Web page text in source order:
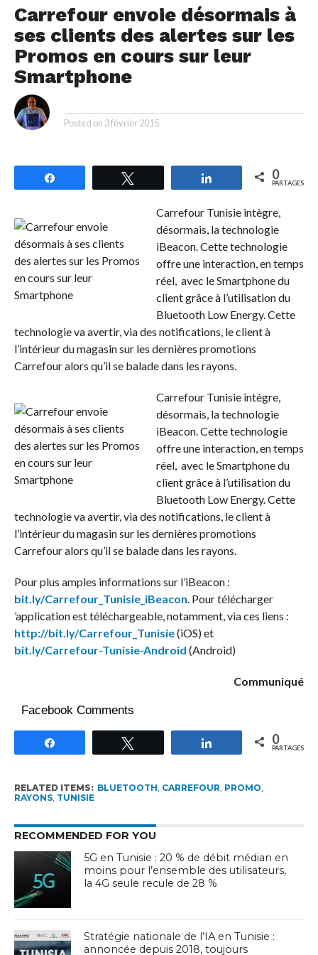
Carrefour envoie désormais à
ses clients des alertes sur les
Promos en cours sur leur
Smartphone
Posted on 3 février 2015
Partagez 0
PARTAGES
Carrefour Tunisie intègre,
désormais, la technologie
iBeacon. Cette technologie
offre une interaction, en temps
réel, avec le Smartphone du
client grâce à l’utilisation du
Bluetooth Low Energy. Cette
technologie va avertir, via des notifications, le client à
l’intérieur du magasin sur les dernières promotions
Carrefour alors qu’il se balade dans les rayons.
Carrefour Tunisie intègre,
désormais, la technologie
iBeacon. Cette technologie
offre une interaction, en temps
réel, avec le Smartphone du
client grâce à l’utilisation du
Bluetooth Low Energy. Cette
technologie va avertir, via des notifications, le client à
l’intérieur du magasin sur les dernières promotions
Carrefour alors qu’il se balade dans les rayons.
Pour plus amples informations sur l’iBeacon :
bit.ly/Carrefour_Tunisie_iBeacon. Pour télécharger
’application est téléchargeable, notamment, via ces liens :
http://bit.ly/Carrefour_Tunisie(iOS) et
bit.ly/Carrefour-Tunisie-Android (Android)
Communiqué
Facebook Comments
Partagez 0
PARTAGES
RELATED ITEMS: BLUETOOTH, CARREFOUR, PROMO,
RAYONS, TUNISIE
RECOMMENDED FOR YOU
5G en Tunisie : 20 % de débit médian en
moins pour l’ensemble des utilisateurs,
la 4G seule recule de 28 %
Stratégie nationale de l’IA en Tunisie :
annoncée depuis 2018, toujours